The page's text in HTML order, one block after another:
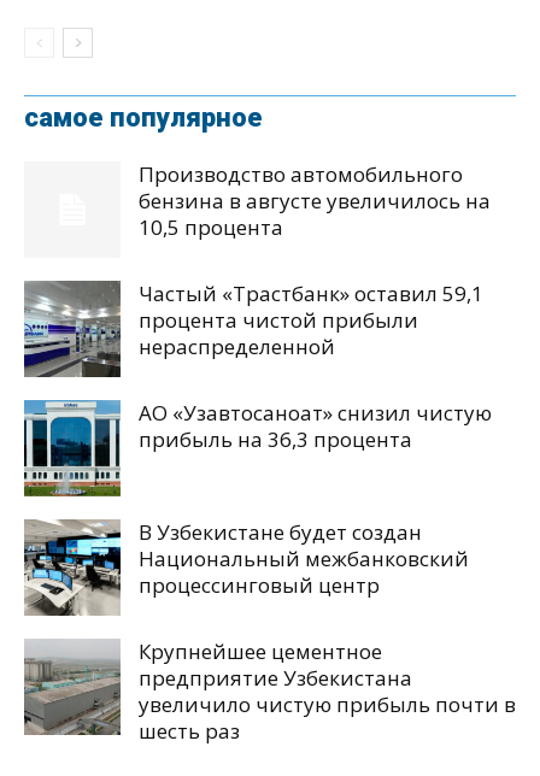
самое популярное
Производство автомобильного
бензина в августе увеличилось на
10,5 процента
Частый «Трастбанк» оставил 59,1
процента чистой прибыли
нераспределенной
АО «Узавтосаноат» снизил чистую
прибыль на 36,3 процента
В Узбекистане будет создан
Национальный межбанковский
процессинговый центр
Крупнейшее цементное
предприятие Узбекистана
увеличило чистую прибыль почти в
шесть раз